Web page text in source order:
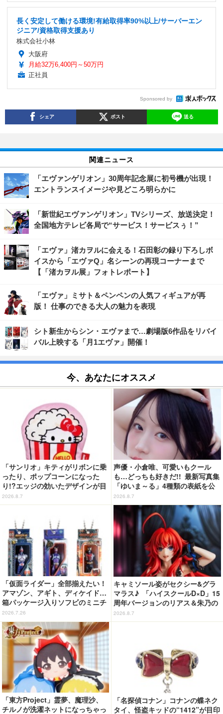
長く安定して働ける環境!有給取得率90%以上/サーバーエン
ジニア/資格取得支援あり
株式会社小林
大阪府
月給32万6,400円～50万円
正社員
Sponsored by
シェア ポスト 送る
関連ニュース
「エヴァンゲリオン」30周年記念展に初号機が出現！
エントランスイメージや見どころ明らかに
「新世紀エヴァンゲリオン」TVシリーズ、放送決定！
全国地方テレビ各局で“サービス！サービスぅ！”
「エヴァ」渚カヲルに会える！石田彰の録り下ろしボ
イスから「エヴァQ」名シーンの再現コーナーまで
【「渚カヲル展」フォトレポート】
「エヴァ」ミサト＆ペンペンの人気フィギュアが再
版！ 仕事のできる大人の魅力を表現
シト新生からシン・エヴァまで…劇場版6作品をリバイ
バル上映する「月1エヴァ」開催！
今、あなたにオススメ
「サンリオ」キティがリボンに乗
ったり、ポップコーンになった
り!?エッジの効いたデザインが目
を引く♪ トートバッグやポーチが
登場
2026.8.7
声優・小倉唯、可愛いもクール
も…どっちも好きだ!! 最新写真集
「ゆいま～る」4種類の表紙を公
開！「成長した私の姿を楽しんで
いただけたら」
2026.8.7
「仮面ライダー」全部揃えたい！
アマゾン、アギト、ディケイド…
箱パッケージ入りソフビのミニチ
ュアが登場
2026.7.26
キャミソール姿がセクシー&グラ
マラス♪ 「ハイスクールD×D」15
周年バージョンのリアス＆朱乃の
フィギュアがリニューアルパッケ
ージで登場！
2026.8.7
「東方Project」霊夢、魔理沙、
チルノが洗濯ネットになっちゃっ
「名探偵コナン」コナンの蝶ネク
タイ、怪盗キッドの“1412”が目印